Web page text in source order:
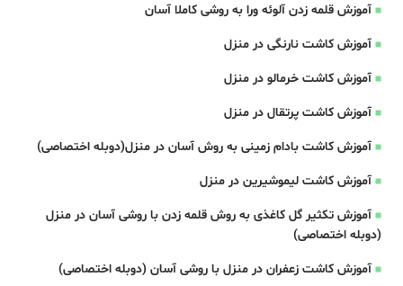
آموزش قلمه زدن آلوئه ورا به روشی کاملا آسان
آموزش کاشت نارنگی در منزل
آموزش کاشت خرمالو در منزل
آموزش کاشت پرتقال در منزل
آموزش کاشت بادام زمینی به روش آسان در منزل(دوبله اختصاصی)
آموزش کاشت لیموشیرین در منزل
آموزش تکثیر گل کاغذی به روش قلمه زدن با روشی آسان در منزل
(دوبله اختصاصی)
آموزش کاشت زعفران در منزل با روشی آسان (دوبله اختصاصی)